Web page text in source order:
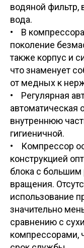
водяной фильтр,
вода.
• В
поколение
также корпус и
что знаменует
от медных к
• Регулярная
автоматическая
внутреннюю
гигиеничной.
• Компрессор
конструкцией
блока с большим
вращения.
использование
значительно
сравнению с
компрессорами,